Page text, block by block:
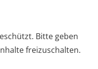
Bitte geben
freizuschalten.